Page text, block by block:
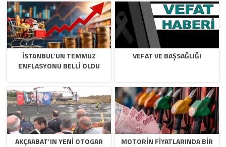
İSTANBUL’UN TEMMUZ
ENFLASYONU BELLİ OLDU
VEFAT VE BAŞSAĞLIĞI
AKÇAABAT’IN YENİ OTOGAR
MOTORİN FİYATLARINDA BİR